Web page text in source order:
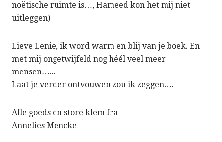
noëtische ruimte is…, Hameed kon het mij niet
uitleggen)
Lieve Lenie, ik word warm en blij van je boek. En
met mij ongetwijfeld nog héél veel meer
mensen…...
Laat je verder ontvouwen zou ik zeggen….
Alle goeds en store klem fra
Annelies Mencke